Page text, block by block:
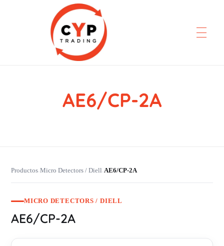
CYP Trading
AE6/CP-2A
Productos›Micro Detectors / Diell›AE6/CP-2A
MICRO DETECTORS / DIELL
AE6/CP-2A